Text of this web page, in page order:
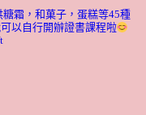
糖霜，和菓子，蛋糕等45種
以自行開辦證書課程啦